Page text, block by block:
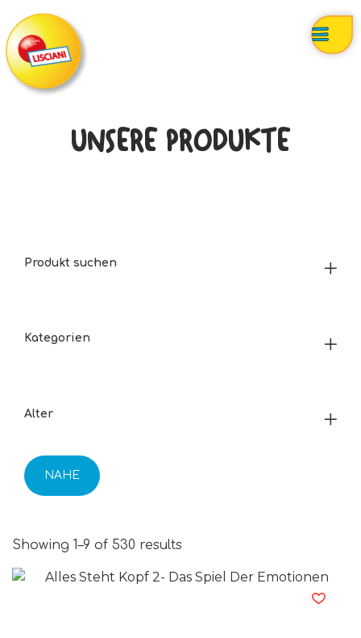
UNSERE PRODUKTE
Produkt suchen
Kategorien
Alter
NAHE
Showing 1–9 of 530 results